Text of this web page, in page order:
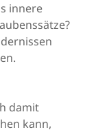
innere
damit
kann,